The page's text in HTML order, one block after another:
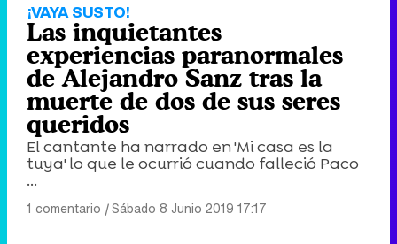
¡VAYA SUSTO!
Las inquietantes
experiencias paranormales
de Alejandro Sanz tras la
muerte de dos de sus seres
queridos
El cantante ha narrado en 'Mi casa es la
tuya' lo que le ocurrió cuando falleció Paco
...
1 comentario |Sábado 8 Junio 2019 17:17